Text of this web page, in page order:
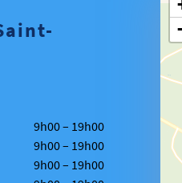
9h00 – 19h00
9h00 – 19h00
9h00 – 19h00